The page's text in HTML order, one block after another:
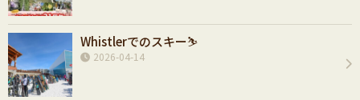
Whistlerでのスキー⛷️
2026-04-14